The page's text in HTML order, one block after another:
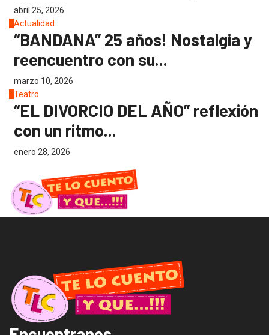
abril 25, 2026
Actualidad
“BANDANA” 25 años! Nostalgia y
reencuentro con su...
marzo 10, 2026
Teatro
“EL DIVORCIO DEL AÑO” reflexión
con un ritmo...
enero 28, 2026